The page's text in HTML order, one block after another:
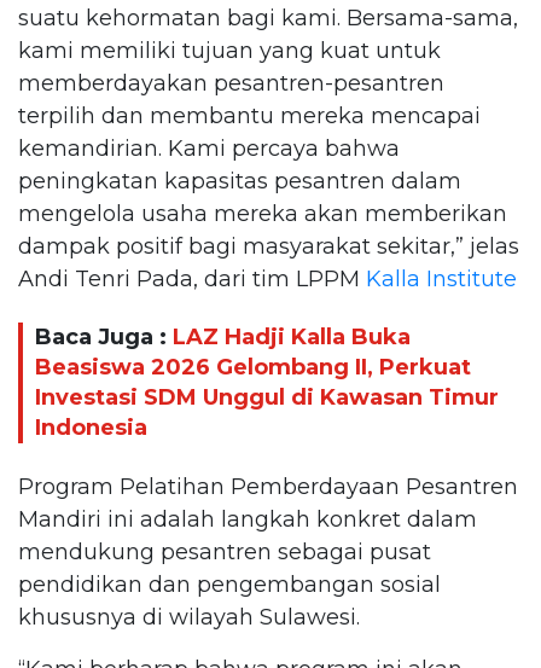
suatu kehormatan bagi kami. Bersama-sama,
kami memiliki tujuan yang kuat untuk
memberdayakan pesantren-pesantren
terpilih dan membantu mereka mencapai
kemandirian. Kami percaya bahwa
peningkatan kapasitas pesantren dalam
mengelola usaha mereka akan memberikan
dampak positif bagi masyarakat sekitar,” jelas
Andi Tenri Pada, dari tim LPPM Kalla Institute
Baca Juga : LAZ Hadji Kalla Buka
Beasiswa 2026 Gelombang II, Perkuat
Investasi SDM Unggul di Kawasan Timur
Indonesia
Program Pelatihan Pemberdayaan Pesantren
Mandiri ini adalah langkah konkret dalam
mendukung pesantren sebagai pusat
pendidikan dan pengembangan sosial
khususnya di wilayah Sulawesi.